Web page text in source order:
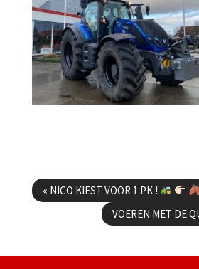
« NICO KIEST VOOR 1 PK !
VOEREN MET DE